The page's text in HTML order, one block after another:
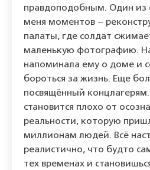
правдоподобным. Один из
меня моментов –
палаты, где солдат
маленькую фотографию.
напоминала ему о доме и
бороться за жизнь. Еще
посвящённый
становится плохо от
реальности, которую
миллионам людей. Всё
реалистично, что будто
тех временах и